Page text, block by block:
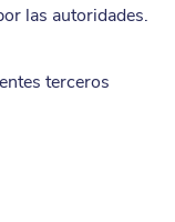
las autoridades.
terceros